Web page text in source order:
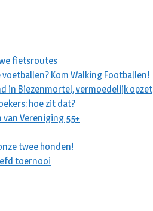
fietsroutes
Kom Walking Footballen!
in Biezenmortel, vermoedelijk opzet
hoe zit dat?
Vereniging 55+
twee honden!
toernooi